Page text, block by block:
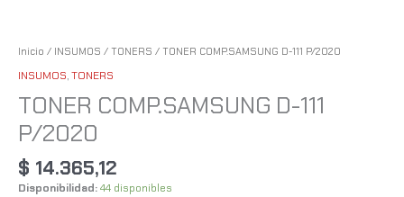
Inicio / INSUMOS / TONERS / TONER COMP.SAMSUNG D-111 P/2020
INSUMOS,TONERS
TONER COMP.SAMSUNG D-111
P/2020
$ 14.365,12
Disponibilidad:44 disponibles